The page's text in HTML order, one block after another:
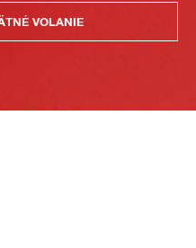
VOLANIE